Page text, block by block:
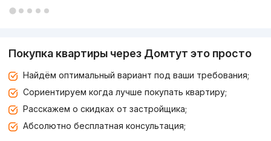
Покупка квартиры через Домтут это просто
Найдём оптимальный вариант под ваши требования;
Сориентируем когда лучше покупать квартиру;
Расскажем о скидках от застройщика;
Абсолютно бесплатная консультация;